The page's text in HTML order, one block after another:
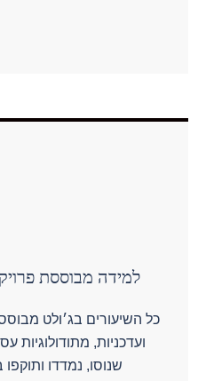
למידה מבוססת
כל השיעורים בג׳ולט
שנוסו, נמדדו